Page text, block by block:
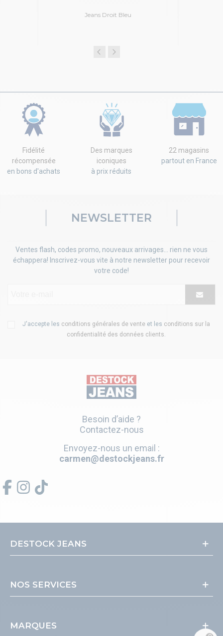
Jeans Droit Bleu
Fidélité
récompensée
en bons d'achats
Des marques
iconiques
à prix réduits
22 magasins
partout en France
NEWSLETTER
Ventes flash, codes promo, nouveaux arrivages... rien ne vous
échappera! Inscrivez-vous vite à notre newsletter pour recevoir
votre code!
J'accepte les conditions générales de vente et les conditions sur la
confidentialité des données clients
Besoin d’aide ?
Contactez-nous
Envoyez-nous un email :
carmen@destockjeans.fr
DESTOCK JEANS
NOS SERVICES
MARQUES